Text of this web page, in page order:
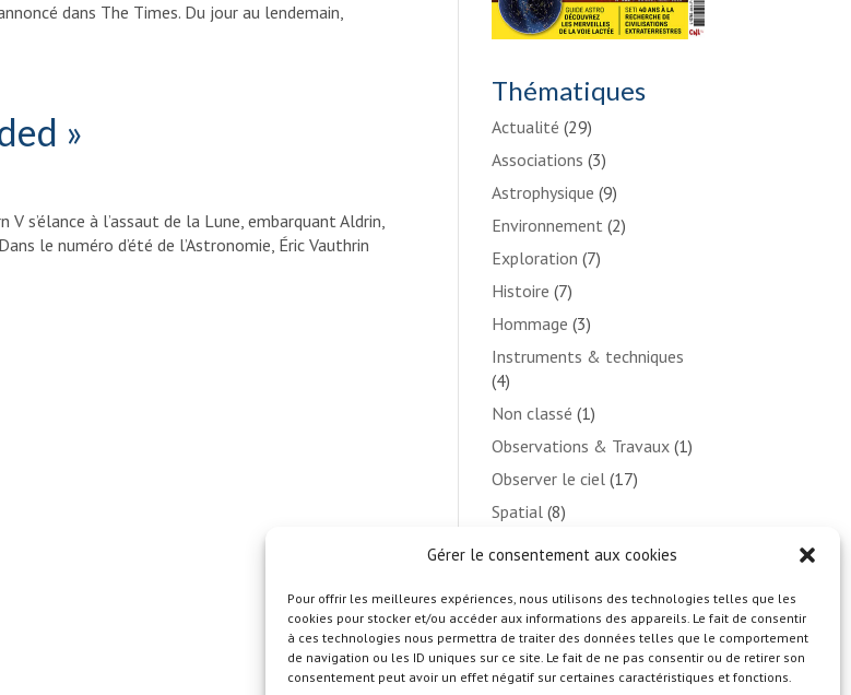
Gérer le consentement aux cookies
Pour offrir les meilleures expériences, nous utilisons des technologies telles que les
cookies pour stocker et/ou accéder aux informations des appareils. Le fait de consentir
à ces technologies nous permettra de traiter des données telles que le comportement
de navigation ou les ID uniques sur ce site. Le fait de ne pas consentir ou de retirer son
consentement peut avoir un effet négatif sur certaines caractéristiques et fonctions.
dans The Times. Du jour au lendemain,
»
s’élance à l’assaut de la Lune, embarquant Aldrin,
le numéro d’été de l’Astronomie, Éric Vauthrin
Thématiques
Actualité (29)
Associations (3)
Astrophysique (9)
Environnement (2)
Exploration (7)
Histoire (7)
Hommage (3)
Instruments & techniques
(4)
Non classé (1)
Observations & Travaux (1)
Observer le ciel (17)
Spatial (8)
Système solaire
Rechercher